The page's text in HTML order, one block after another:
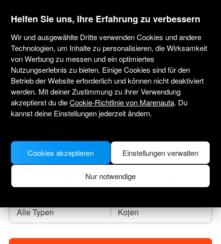
marenauta
Yachtcharter Ancona
Tragen Sie das Anreisedatum ein und finden
Sie Ihr Leihboot.
Alle Typen Kojen
Helfen Sie uns, Ihre Erfahrung zu verbessern
Wir und ausgewählte Dritte verwenden Cookies und andere
Technologien, um Inhalte zu personalisieren, die Wirksamkeit
von Werbung zu messen und ein optimiertes
Nutzungserlebnis zu bieten. Einige Cookies sind für den
Betrieb der Website erforderlich und können nicht deaktiviert
werden. Mit deiner Zustimmung zu ihrer Verwendung
akzeptierst du dieCookie-Richtlinie von Marenauta. Du
kannst deine Einstellungen jederzeit ändern.
Einstellungen verwalten
Nur notwendige
Cookies akzeptieren